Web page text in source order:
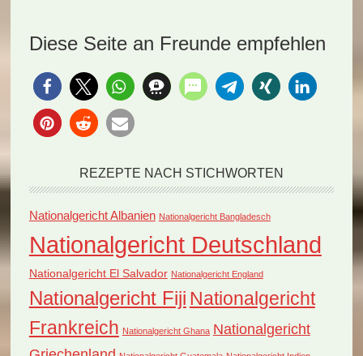
Kasha, eine
aromatische…
goldbraunen…
Diese Seite an Freunde empfehlen
REZEPTE NACH STICHWORTEN
Nationalgericht Albanien Nationalgericht Bangladesch
Nationalgericht Deutschland
Nationalgericht El Salvador Nationalgericht England
Nationalgericht Fiji Nationalgericht
Frankreich Nationalgericht Ghana Nationalgericht